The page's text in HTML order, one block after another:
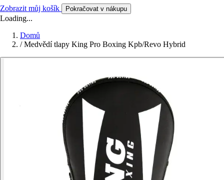
Zobrazit můj košík Pokračovat v nákupu
Loading...
Domů
/ Medvědí tlapy King Pro Boxing Kpb/Revo Hybrid